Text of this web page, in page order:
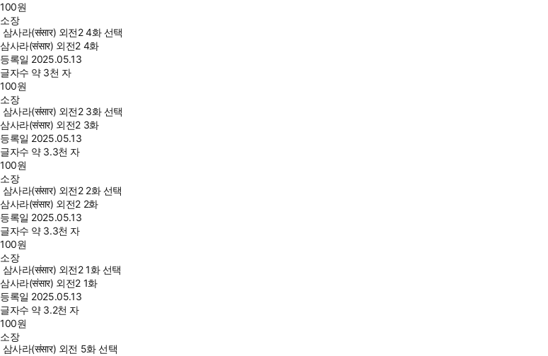
100원
소장
삼사라(संसार) 외전2 4화 선택
삼사라(संसार) 외전2 4화
등록일 2025.05.13
글자수 약 3천 자
100원
소장
삼사라(संसार) 외전2 3화 선택
삼사라(संसार) 외전2 3화
등록일 2025.05.13
글자수 약 3.3천 자
100원
소장
삼사라(संसार) 외전2 2화 선택
삼사라(संसार) 외전2 2화
등록일 2025.05.13
글자수 약 3.3천 자
100원
소장
삼사라(संसार) 외전2 1화 선택
삼사라(संसार) 외전2 1화
등록일 2025.05.13
글자수 약 3.2천 자
100원
소장
삼사라(संसार) 외전 5화 선택